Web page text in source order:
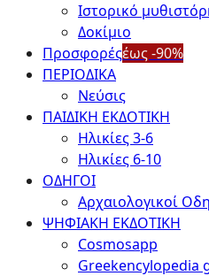
Ιστορικό
Δοκίμιο
Προσφορέςέως -90%
ΠΕΡΙΟΔΙΚΑ
Νεύσις
ΠΑΙΔΙΚΗ ΕΚΔΟΤΙΚΗ
Ηλικίες 3-6
Ηλικίες 6-10
ΟΔΗΓΟΙ
Αρχαιολογικοί
ΨΗΦΙΑΚΗ ΕΚΔΟΤΙΚΗ
Cosmosapp
Greekencylopedia